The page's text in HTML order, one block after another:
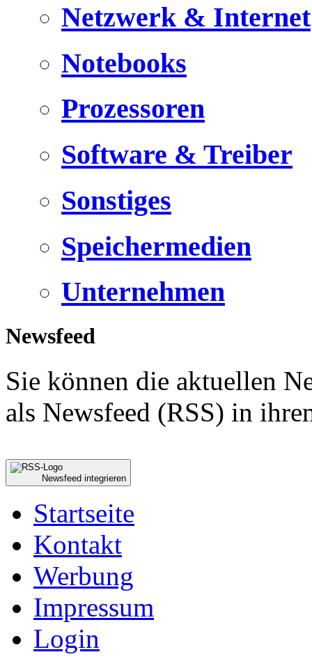
Netzwerk & Internet
Notebooks
Prozessoren
Software & Treiber
Sonstiges
Speichermedien
Unternehmen
Newsfeed
Sie können die aktuellen
als Newsfeed (RSS) in
Newsfeed integrieren
Startseite
Kontakt
Werbung
Impressum
Login